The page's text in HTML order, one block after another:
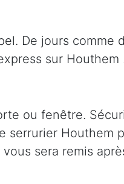
De jours comme
sur Houthem
ou fenêtre.
Houthem
sera remis